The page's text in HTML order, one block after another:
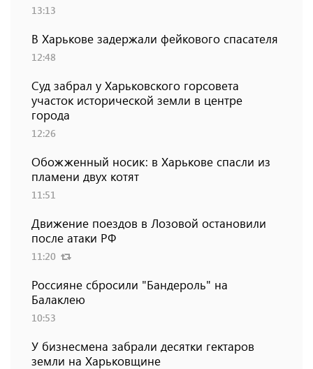
13:13
В Харькове задержали фейкового спасателя
12:48
Суд забрал у Харьковского горсовета
участок исторической земли в центре
города
12:26
Обожженный носик: в Харькове спасли из
пламени двух котят
11:51
Движение поездов в Лозовой остановили
после атаки РФ
11:20
Россияне сбросили "Бандероль" на
Балаклею
10:53
У бизнесмена забрали десятки гектаров
земли на Харьковщине